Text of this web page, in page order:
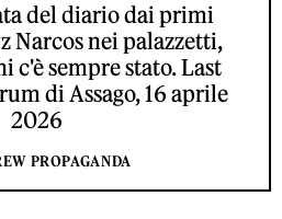
del diario dai primi
Narcos nei palazzetti,
c'è sempre stato. Last
di Assago, 16 aprile
2026
PROPAGANDA